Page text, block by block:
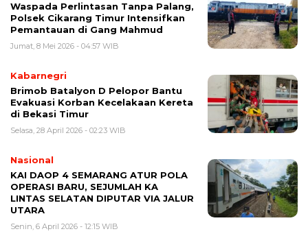
Waspada Perlintasan Tanpa Palang,
Polsek Cikarang Timur Intensifkan
Pemantauan di Gang Mahmud
Jumat, 8 Mei 2026 - 04:57 WIB
Kabarnegri
Brimob Batalyon D Pelopor Bantu
Evakuasi Korban Kecelakaan Kereta
di Bekasi Timur
Selasa, 28 April 2026 - 02:23 WIB
Nasional
KAI DAOP 4 SEMARANG ATUR POLA
OPERASI BARU, SEJUMLAH KA
LINTAS SELATAN DIPUTAR VIA JALUR
UTARA
Senin, 6 April 2026 - 12:15 WIB